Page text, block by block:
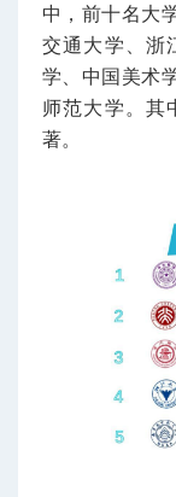
中，前十名大
交通大学、浙
学、中国美术
师范大学。其
著。